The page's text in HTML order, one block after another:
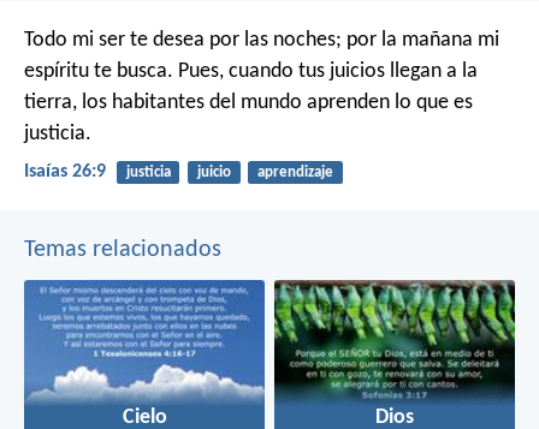
Todo mi ser te desea por las noches; por la mañana mi
espíritu te busca. Pues, cuando tus juicios llegan a la
tierra, los habitantes del mundo aprenden lo que es
justicia.
Isaías 26:9 justicia juicio aprendizaje
Temas relacionados
Cielo Dios